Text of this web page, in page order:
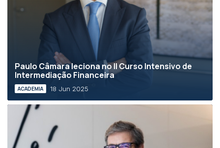
Paulo Câmara leciona no II Curso Intensivo de
Intermediação Financeira
ACADEMIA 18 Jun 2025